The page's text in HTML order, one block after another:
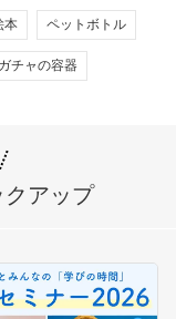
本 ペットボトル
チャの容器
クアップ